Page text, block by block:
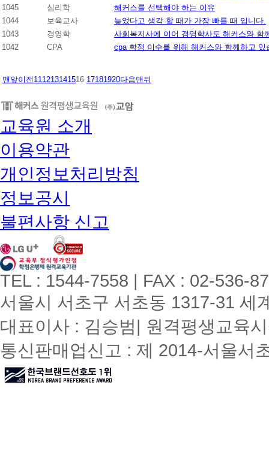
1045
심리학
해커스를 선택해야 하는 이유
1044
보육교사
늦었다고 생각 할 때가 가장 빠를 때 입니다.
1043
경영학
사회복지사에 이어 경영학사도 해커스와 함
1042
CPA cpa 학점 이수를 위해 해커스와 함께하고 있
맨앞이전 111213141516 17181920다음맨뒤
교육원 소개
이용약관
개인정보처리방침
정보공시
불편사항 신고
TEL : 1544-7558 | FAX : 02-536-
서울시 서초구 서초동 1317-31 세
대표이사 : 김승범| 원격평생교육
통신판매업신고 : 제 2014-서울서